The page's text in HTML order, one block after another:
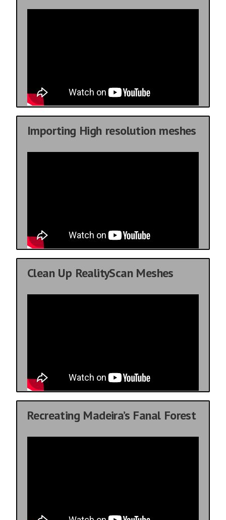
Importing High resolution meshes
Clean Up RealityScan Meshes
Recreating Madeira’s Fanal Forest